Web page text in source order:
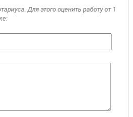
Для этого оценить работу от 1